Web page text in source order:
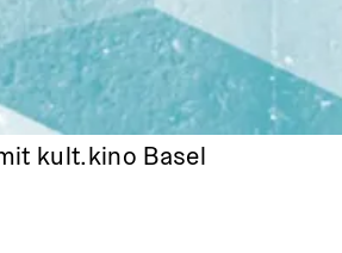
kult.kino Basel